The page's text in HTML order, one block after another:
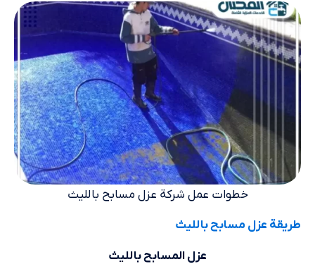
خطوات عمل شركة عزل مسابح بالليث
طريقة عزل مسابح بالليث
عزل المسابح بالليث